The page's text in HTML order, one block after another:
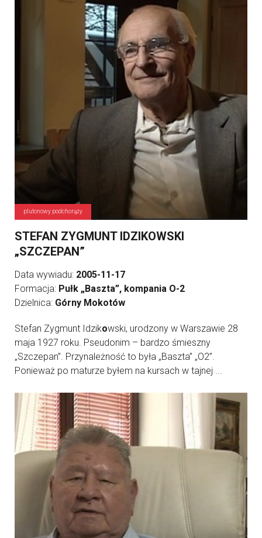
plutonowy podchorąży
STEFAN ZYGMUNT IDZIKOWSKI
„SZCZEPAN”
Data wywiadu: 2005-11-17
Formacja: Pułk „Baszta”, kompania O-2
Dzielnica: Górny Mokotów
Stefan Zygmunt Idzikowski, urodzony w Warszawie 28
maja 1927 roku. Pseudonim – bardzo śmieszny
„Szczepan”. Przynależność to była „Baszta” „O2”.
Ponieważ po maturze byłem na kursach w tajnej ...